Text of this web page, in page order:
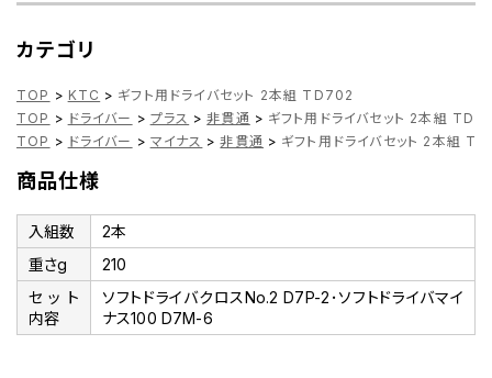
カテゴリ
TOP > KTC > ギフト用ドライバセット 2本組 TD702
TOP > ドライバー > プラス > 非貫通 > ギフト用ドライバセット 2本組
TOP > ドライバー > マイナス > 非貫通 > ギフト用ドライバセット 2本組
商品仕様
入組数
2本
重さg
210
セット
内容
ソフトドライバクロスNo.2 D7P-2･ソフトドライバマイ
ナス100 D7M-6